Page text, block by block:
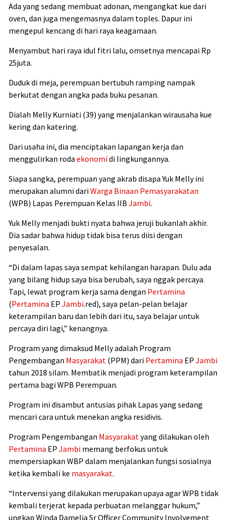
Ada yang sedang membuat adonan, mengangkat kue dari
oven, dan juga mengemasnya dalam toples. Dapur ini
mengepul kencang di hari raya keagamaan.
Menyambut hari raya idul fitri lalu, omsetnya mencapai Rp
25juta.
Duduk di meja, perempuan bertubuh ramping nampak
berkutat dengan angka pada buku pesanan.
Dialah Melly Kurniati (39) yang menjalankan wirausaha kue
kering dan katering.
Dari usaha ini, dia menciptakan lapangan kerja dan
menggulirkan roda ekonomidi lingkungannya.
Siapa sangka, perempuan yang akrab disapa Yuk Melly ini
merupakan alumni dariWarga Binaan Pemasyarakatan
(WPB) Lapas Perempuan Kelas IIB Jambi.
Yuk Melly menjadi bukti nyata bahwa jeruji bukanlah akhir.
Dia sadar bahwa hidup tidak bisa terus diisi dengan
penyesalan.
“Di dalam lapas saya sempat kehilangan harapan. Dulu ada
yang bilang hidup saya bisa berubah, saya nggak percaya.
Tapi, lewat program kerja sama dengan Pertamina
(Pertamina EP Jambi.red), saya pelan-pelan belajar
keterampilan baru dan lebih dari itu, saya belajar untuk
percaya diri lagi,” kenangnya.
Program yang dimaksud Melly adalah Program
Pengembangan Masyarakat (PPM) dari Pertamina EP Jambi
tahun 2018 silam. Membatik menjadi program keterampilan
pertama bagi WPB Perempuan.
Program ini disambut antusias pihak Lapas yang sedang
mencari cara untuk menekan angka residivis.
Program Pengembangan Masyarakat yang dilakukan oleh
Pertamina EP Jambi memang berfokus untuk
mempersiapkan WBP dalam menjalankan fungsi sosialnya
ketika kembali ke masyarakat.
“Intervensi yang dilakukan merupakan upaya agar WPB tidak
kembali terjerat kepada perbuatan melanggar hukum,”
ungkap Winda Damelia Sr Officer Community Involvement